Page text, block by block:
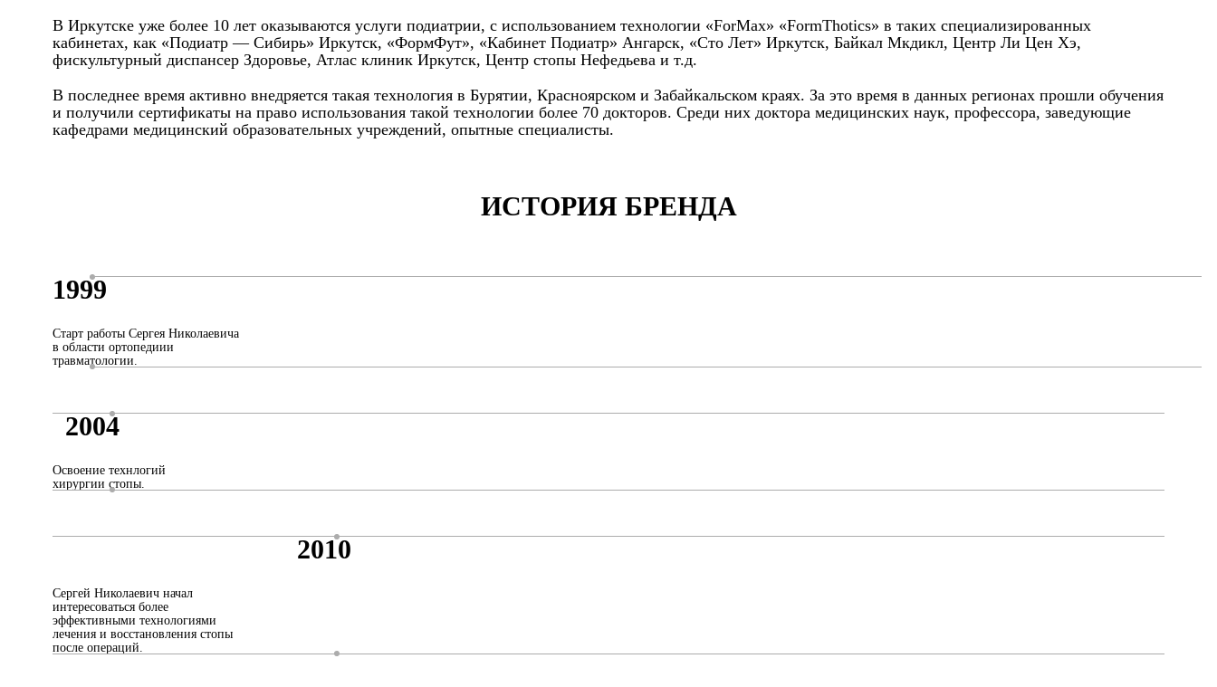
В Иркутске уже более 10 лет оказываются услуги подиатрии, с использованием технологии «ForMax» «FormThotics» в таких специализированных
кабинетах, как «Подиатр — Сибирь» Иркутск, «ФормФут», «Кабинет Подиатр» Ангарск, «Сто Лет» Иркутск, Байкал Мкдикл, Центр Ли Цен Хэ,
фискультурный диспансер Здоровье, Атлас клиник Иркутск, Центр стопы Нефедьева и т.д.
В последнее время активно внедряется такая технология в Бурятии, Красноярском и Забайкальском краях. За это время в данных регионах прошли обучения
и получили сертификаты на право использования такой технологии более 70 докторов. Среди них доктора медицинских наук, профессора, заведующие
кафедрами медицинский образовательных учреждений, опытные специалисты.
ИСТОРИЯ БРЕНДА
1999
Старт работы Сергея Николаевича
в области ортопедиии
травматологии.
2004
Освоение технлогий
хирургии стопы.
2010
Сергей Николаевич начал
интересоваться более
эффективными технологиями
лечения и восстановления стопы
после операций.